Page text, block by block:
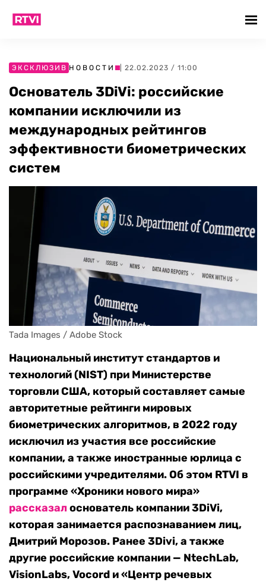
ЭКСКЛЮЗИВ НОВОСТИ | 22.02.2023 / 11:00
Основатель 3DiVi: российские
компании исключили из
международных рейтингов
эффективности биометрических
систем
Tada Images / Adobe Stock
Национальный институт стандартов и
технологий (NIST) при Министерстве
торговли США, который составляет самые
авторитетные рейтинги мировых
биометрических алгоритмов, в 2022 году
исключил из участия все российские
компании, а также иностранные юрлица с
российскими учредителями. Об этом RTVI в
программе «Хроники нового мира»
рассказалоснователь компании 3DiVi,
которая занимается распознаванием лиц,
Дмитрий Морозов. Ранее 3Divi, а также
другие российские компании — NtechLab,
VisionLabs, Vocord и «Центр речевых